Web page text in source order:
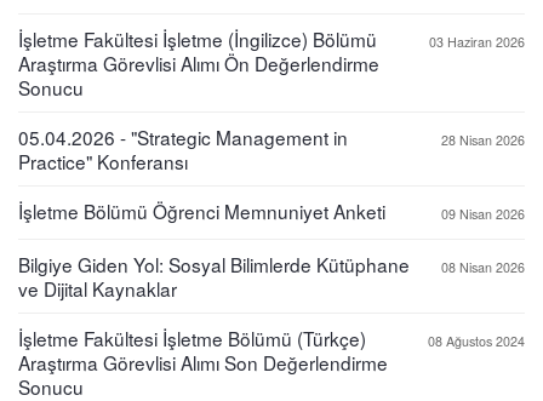
İşletme Fakültesi İşletme (İngilizce) Bölümü
Araştırma Görevlisi Alımı Ön Değerlendirme
Sonucu
03 Haziran 2026
05.04.2026 - "Strategic Management in
Practice" Konferansı
28 Nisan 2026
İşletme Bölümü Öğrenci Memnuniyet Anketi 09 Nisan 2026
Bilgiye Giden Yol: Sosyal Bilimlerde Kütüphane
ve Dijital Kaynaklar
08 Nisan 2026
İşletme Fakültesi İşletme Bölümü (Türkçe)
Araştırma Görevlisi Alımı Son Değerlendirme
Sonucu
08 Ağustos 2024